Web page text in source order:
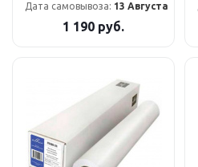
Дата самовывоза: 13 Августа
1 190 руб.